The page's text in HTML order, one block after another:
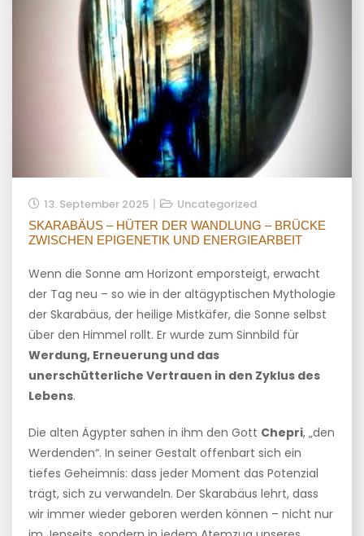
13. September 2025 Uncategorized
SKARABÄUS – HÜTER DER WANDLUNG – BRÜCKE
ZWISCHEN EPIGENETIK UND ENERGIEARBEIT
Wenn die Sonne am Horizont emporsteigt, erwacht
der Tag neu – so wie in der altägyptischen Mythologie
der Skarabäus, der heilige Mistkäfer, die Sonne selbst
über den Himmel rollt. Er wurde zum Sinnbild für
Werdung, Erneuerung und das
unerschütterliche Vertrauen in den Zyklus des
Lebens.
Die alten Ägypter sahen in ihm den Gott Chepri, „den
Werdenden“. In seiner Gestalt offenbart sich ein
tiefes Geheimnis: dass jeder Moment das Potenzial
trägt, sich zu verwandeln. Der Skarabäus lehrt, dass
wir immer wieder geboren werden können – nicht nur